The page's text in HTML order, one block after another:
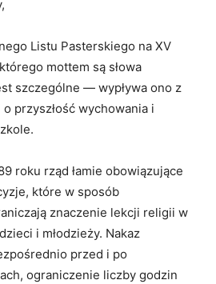
Listu Pasterskiego na XV
mottem są słowa
szczególne — wypływa ono z
przyszłość wychowania i
roku rząd łamie obowiązujące
które w sposób
znaczenie lekcji religii w
i młodzieży. Nakaz
przed i po
ograniczenie liczby godzin